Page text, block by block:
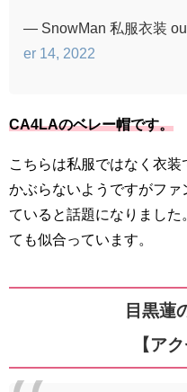
— SnowMan 私服衣装
er 14, 2022
CA4LAのベレー帽です。
こちらは私服ではなく衣
かぶらないようですがフ
ていると話題になりました
ても似合っています。
目黒蓮
【ア